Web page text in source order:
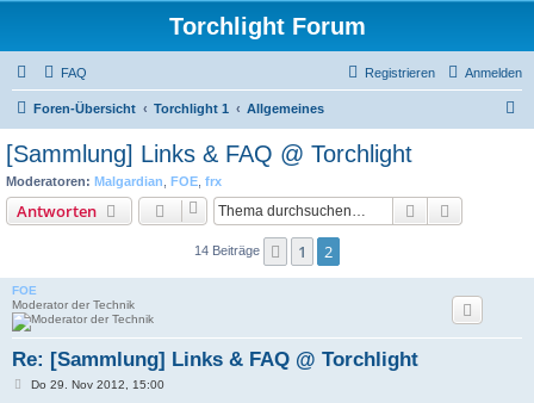
Torchlight Forum
FAQ Anmelden
Registrieren
Foren-Übersicht Torchlight 1 Allgemeines
[Sammlung] Links & FAQ @ Torchlight
Moderatoren: Malgardian FOE frx
Antworten Suche
14 Beiträge Vorherige
1 2
FOE
Moderator der Technik
Re: [Sammlung] Links & FAQ @ Torchlight
BDo 29. Nov 2012, 15:00